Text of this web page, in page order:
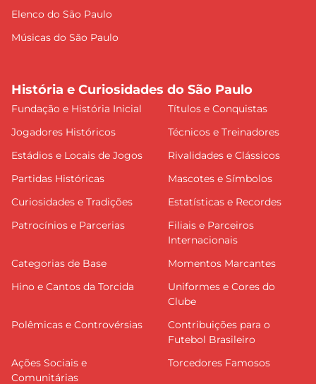
Elenco do São Paulo
Músicas do São Paulo
História e Curiosidades do São Paulo
Fundação e História Inicial
Títulos e Conquistas
Jogadores Históricos
Técnicos e Treinadores
Estádios e Locais de Jogos
Rivalidades e Clássicos
Partidas Históricas
Mascotes e Símbolos
Curiosidades e Tradições
Estatísticas e Recordes
Patrocínios e Parcerias
Filiais e Parceiros
Internacionais
Categorias de Base
Momentos Marcantes
Hino e Cantos da Torcida
Uniformes e Cores do
Clube
Polêmicas e Controvérsias
Contribuições para o
Futebol Brasileiro
Ações Sociais e
Comunitárias
Torcedores Famosos